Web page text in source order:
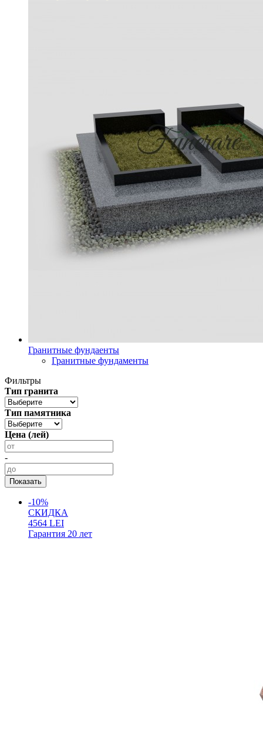
Гранитные фундаенты
Гранитные фундаменты
Фильтры
Тип гранита
Тип памятника
Цена (лей)
-
-10%
СКИДКА
4564 LEI
Гарантия 20 лет